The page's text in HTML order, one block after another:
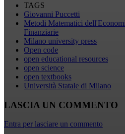
TAGS
Giovanni Puccetti
Metodi Matematici
Finanziarie
Milano university press
Open code
open educational resources
open science
open textbooks
Università Statale di Milano
LASCIA UN COMMENTO
Entra per lasciare un commento